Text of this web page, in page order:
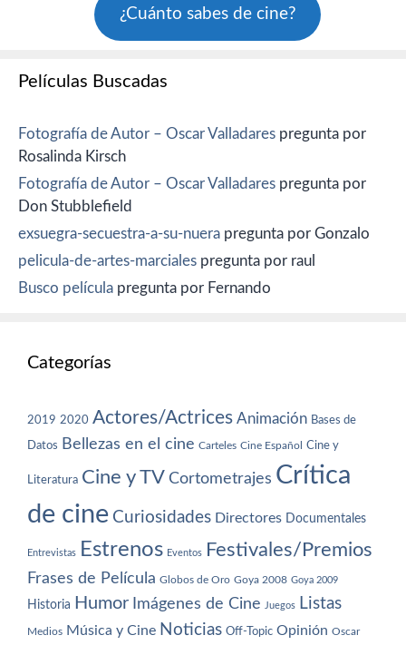
¿Cuánto sabes de cine?
Películas Buscadas
Fotografía de Autor – Oscar Valladares pregunta por
Rosalinda Kirsch
Fotografía de Autor – Oscar Valladares pregunta por
Don Stubblefield
exsuegra-secuestra-a-su-nuera pregunta por Gonzalo
pelicula-de-artes-marciales pregunta por raul
Busco película pregunta por Fernando
Categorías
2019 2020 Actores/Actrices Animación Bases de
Datos Bellezas en el cine Carteles Cine Español Cine y
Literatura Cine y TV Cortometrajes Crítica
de cine Curiosidades Directores Documentales
Entrevistas Estrenos Eventos Festivales/Premios
Frases de Película Globos de Oro Goya 2008 Goya 2009
Historia Humor Imágenes de Cine Juegos Listas
Medios Música y Cine Noticias Off-Topic Opinión Oscar